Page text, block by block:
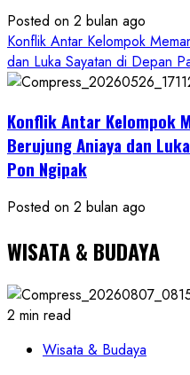
Posted on 2 bulan ago
Konflik Antar Kelompok
dan Luka Sayatan di Depan
Konflik Antar Kelompok
Berujung Aniaya dan
Pon Ngipak
Posted on 2 bulan ago
WISATA & BUDAYA
2 min read
Wisata & Budaya